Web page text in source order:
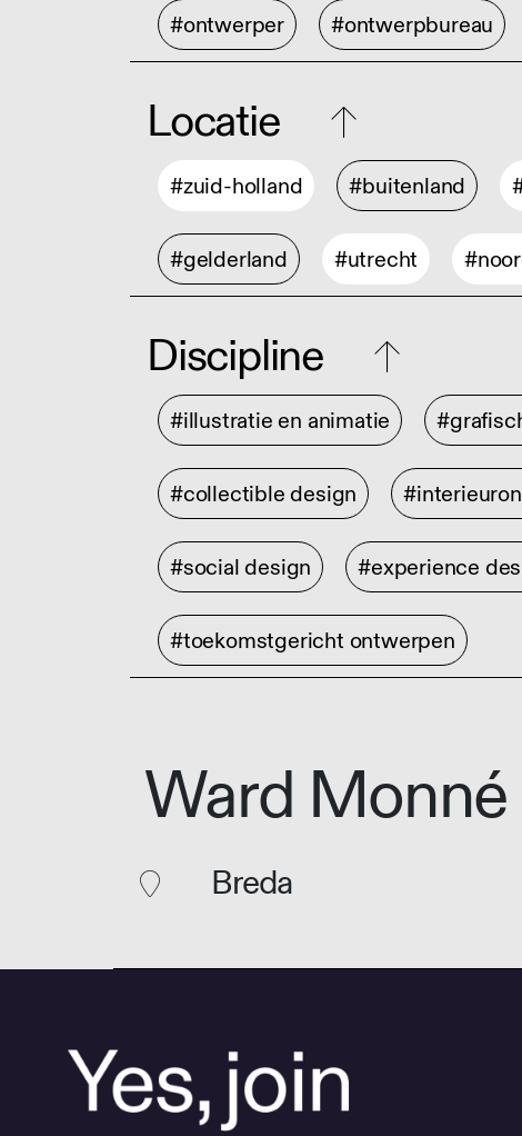
#ontwerper #ontwerpbureau
Locatie
#zuid-holland #buitenland
#gelderland #utrecht
Discipline
#illustratie en animatie
#collectible design
#social design #experience
#toekomstgericht ontwerpen
Ward Monné
Breda